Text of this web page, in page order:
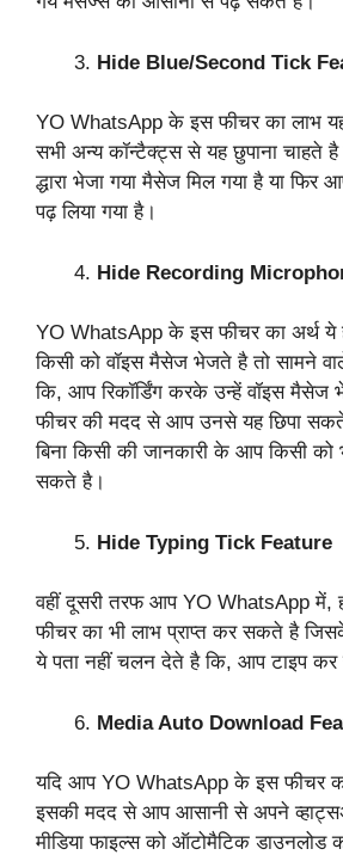
Hide Blue/Second Tick
YO WhatsApp के इस फीचर का लाभ
सभी अन्य कॉन्टैक्ट्स से यह छुपाना चाहते
द्धारा भेजा गया मैसेज मिल गया है या फिर
पढ़ लिया गया है।
Hide Recording
YO WhatsApp के इस फीचर का अर्थ ये
किसी को वॉइस मैसेज भेजते है तो सामने
कि, आप रिकॉर्डिंग करके उन्हें वॉइस
फीचर की मदद से आप उनसे यह छिपा
बिना किसी की जानकारी के आप किसी
सकते है।
Hide Typing Tick Feature
वहीं दूसरी तरफ आप YO WhatsApp में,
फीचर का भी लाभ प्राप्त कर सकते है
ये पता नहीं चलन देते है कि, आप टाइप कर
Media Auto Download
यदि आप YO WhatsApp के इस फीचर
इसकी मदद से आप आसानी से अपने
मीडिया फाइल्स को ऑटोमैटिक